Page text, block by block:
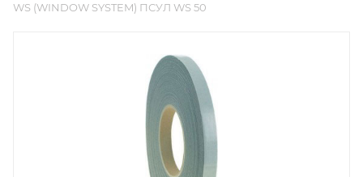
WS (WINDOW SYSTEM) ПСУЛ WS 50